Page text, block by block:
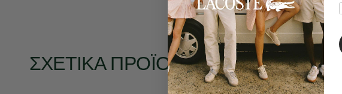
ΣΧΕΤΙΚΆ ΠΡΟΪΌΝΤΑ